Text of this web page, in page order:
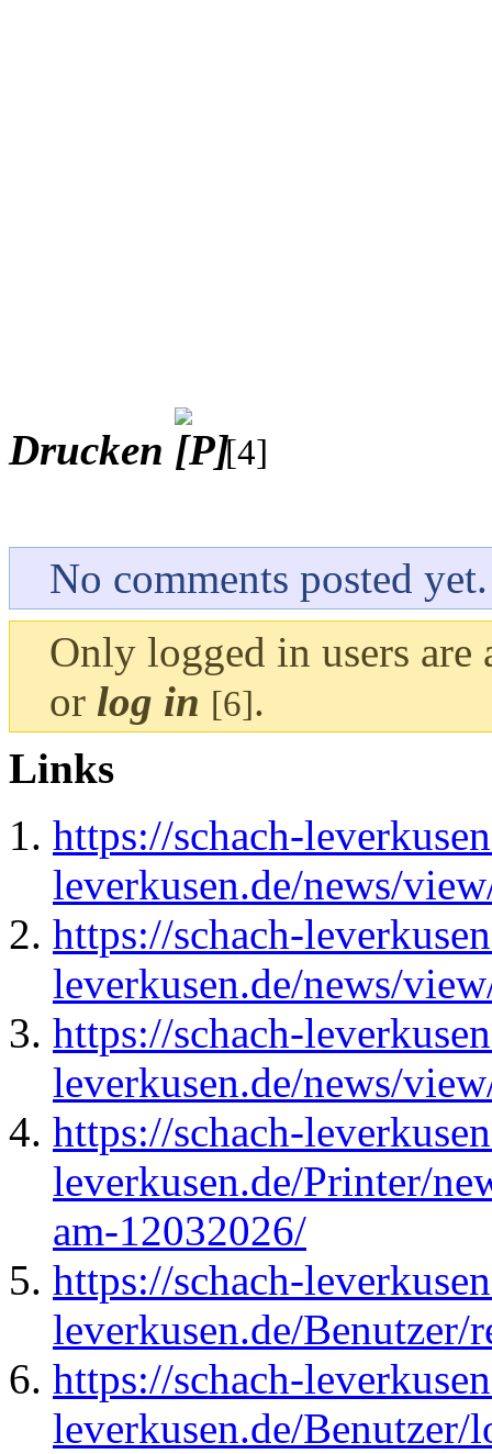
Drucken [4]
No comments posted yet.
Only logged in users
or log in [6].
Links
https://schach-
leverkusen.de/news/
https://schach-
leverkusen.de/news/
https://schach-
leverkusen.de/news/
https://schach-
leverkusen.de/Printer/
am-12032026/
https://schach-
leverkusen.de/Benutzer/
https://schach-
leverkusen.de/Benutzer/